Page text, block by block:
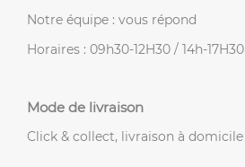
Notre équipe : vous répond
Horaires : 09h30-12H30 / 14h-17H30
Mode de livraison
Click & collect, livraison à domicile